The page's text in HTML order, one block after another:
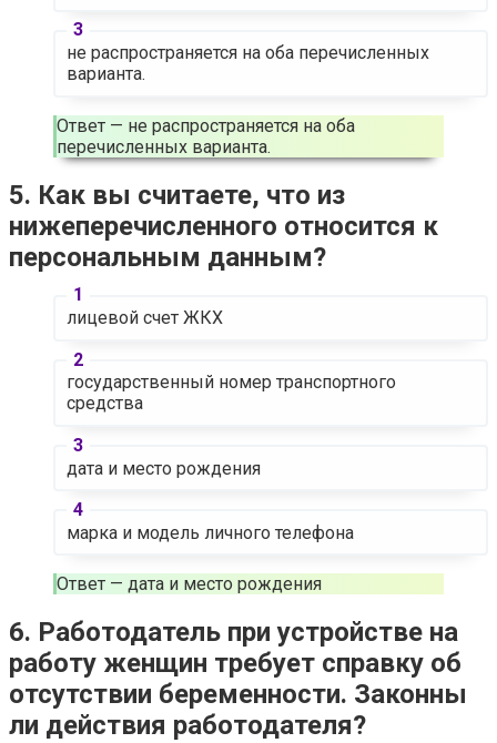
не распространяется на оба перечисленных
варианта.
Ответ — не распространяется на оба
перечисленных варианта.
5. Как вы считаете, что из
нижеперечисленного относится к
персональным данным?
лицевой счет ЖКХ
государственный номер транспортного
средства
дата и место рождения
марка и модель личного телефона
Ответ — дата и место рождения
6. Работодатель при устройстве на
работу женщин требует справку об
отсутствии беременности. Законны
ли действия работодателя?